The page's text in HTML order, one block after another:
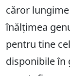
căror
înălțimea
pentru tine
disponibile în